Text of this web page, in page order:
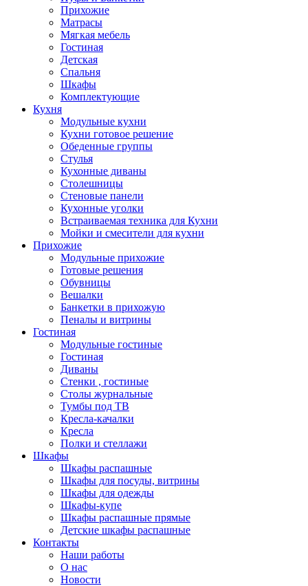
Прихожие
Матрасы
Мягкая мебель
Гостиная
Детская
Спальня
Шкафы
Комплектующие
Кухня
Модульные кухни
Кухни готовое решение
Обеденные группы
Стулья
Кухонные диваны
Столешницы
Стеновые панели
Кухонные уголки
Встраиваемая техника для Кухни
Мойки и смесители для кухни
Прихожие
Модульные прихожие
Готовые решения
Обувницы
Вешалки
Банкетки в прихожую
Пеналы и витрины
Гостиная
Модульные гостиные
Гостиная
Диваны
Стенки , гостиные
Столы журнальные
Тумбы под ТВ
Кресла-качалки
Кресла
Полки и стеллажи
Шкафы
Шкафы распашные
Шкафы для посуды, витрины
Шкафы для одежды
Шкафы-купе
Шкафы распашные прямые
Детские шкафы распашные
Контакты
Наши работы
О нас
Новости